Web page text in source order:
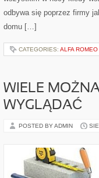
odbywa się poprzez firmy
domu […]
CATEGORIES: ALFA ROMEO
WIELE
WYGLĄDAĆ
POSTED BY ADMIN